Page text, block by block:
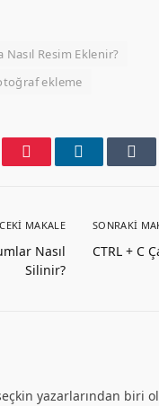
Resim Eklenir?
ekleme
PinterestLinkedIn
MAKALE
Nasıl
Silinir?
SONRAKI
CTRL + C
yazarlarından biri